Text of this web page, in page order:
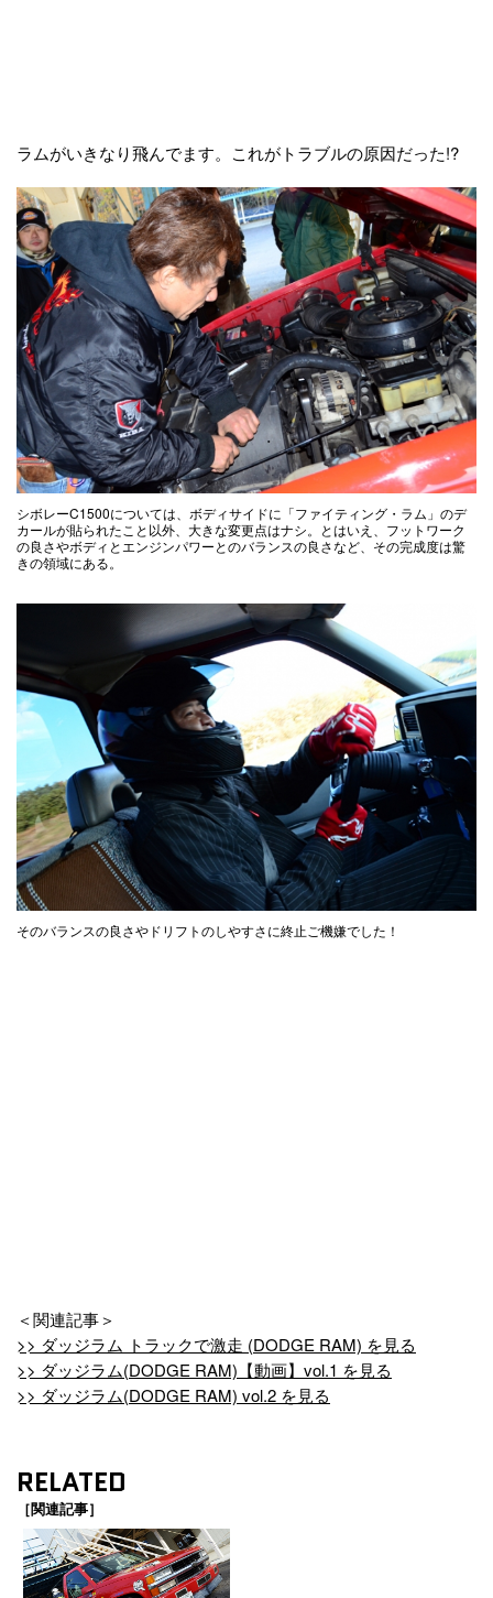
ラムがいきなり飛んでます。これがトラブルの原因だった!?
シボレーC1500については、ボディサイドに「ファイティング・ラム」のデ
カールが貼られたこと以外、大きな変更点はナシ。とはいえ、フットワーク
の良さやボディとエンジンパワーとのバランスの良さなど、その完成度は驚
きの領域にある。
そのバランスの良さやドリフトのしやすさに終止ご機嫌でした！
＜関連記事＞
>> ダッジラム トラックで激走 (DODGE RAM) を見る
>> ダッジラム(DODGE RAM)【動画】vol.1 を見る
>> ダッジラム(DODGE RAM) vol.2 を見る
RELATED
［関連記事］